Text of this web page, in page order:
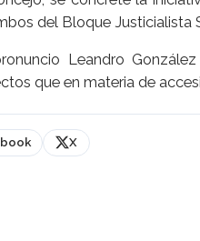
del Bloque Justicialista
Leandro
que en materia de
X